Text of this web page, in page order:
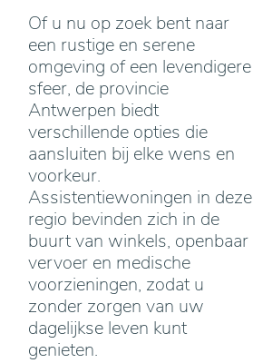
Of u nu op zoek bent naar
een rustige en serene
omgeving of een levendigere
sfeer, de provincie
Antwerpen biedt
verschillende opties die
aansluiten bij elke wens en
voorkeur.
Assistentiewoningen in deze
regio bevinden zich in de
buurt van winkels, openbaar
vervoer en medische
voorzieningen, zodat u
zonder zorgen van uw
dagelijkse leven kunt
genieten.